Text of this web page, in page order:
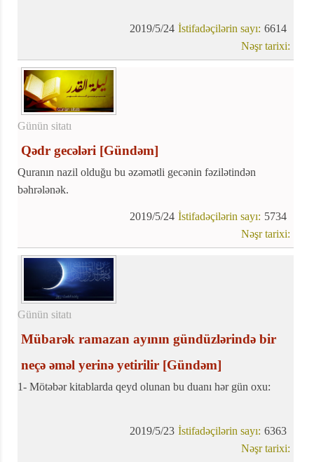
6614
İstifadəçilərin sayı:
2019/5/24
Nəşr tarixi:
Günün sitatı
Qədr gecələri [Gündəm]
Quranın nazil olduğu bu əzəmətli gecənin fəzilətindən
bəhrələnək.
5734
İstifadəçilərin sayı:
2019/5/24
Nəşr tarixi:
Günün sitatı
Mübarək ramazan ayının gündüzlərində bir
neçə əməl yerinə yetirilir [Gündəm]
1- Mötəbər kitablarda qeyd olunan bu duanı hər gün oxu:
6363
İstifadəçilərin sayı:
2019/5/23
Nəşr tarixi: